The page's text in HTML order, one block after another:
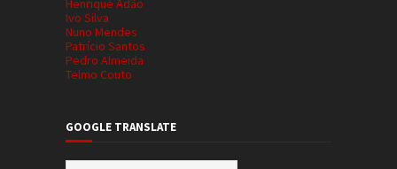
Henrique Adão
Ivo Silva
Nuno Mendes
Patrício Santos
Pedro Almeida
Telmo Couto
GOOGLE TRANSLATE